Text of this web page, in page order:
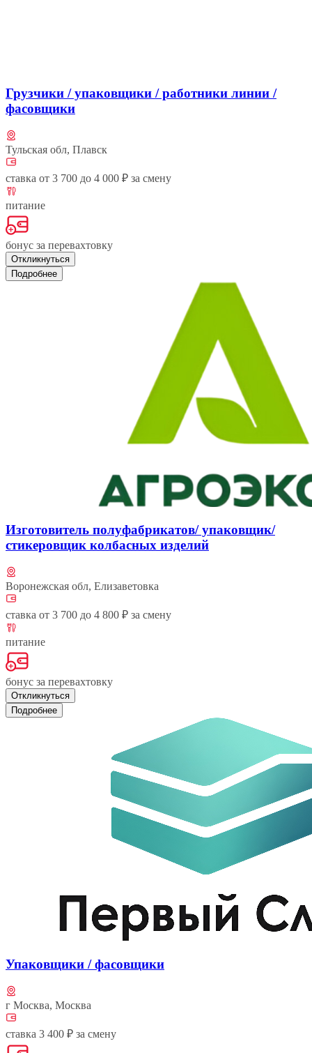
Грузчики / упаковщики / работники линии /
фасовщики
Тульская обл, Плавск
ставка от 3 700 до 4 000 ₽ за смену
питание
бонус за перевахтовку
Откликнуться
Подробнее
Изготовитель полуфабрикатов/ упаковщик/
стикеровщик колбасных изделий
Воронежская обл, Елизаветовка
ставка от 3 700 до 4 800 ₽ за смену
питание
бонус за перевахтовку
Откликнуться
Подробнее
Упаковщики / фасовщики
г Москва, Москва
ставка 3 400 ₽ за смену